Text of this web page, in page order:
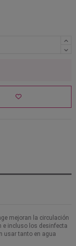
mejoran la circulación
e incluso los desinfecta
usar tanto en agua